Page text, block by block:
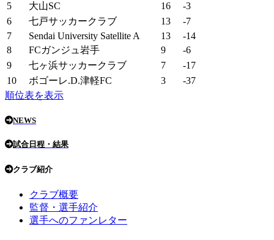
5
大山SC 16
-3
6
七戸サッカークラブ 13
-7
7
Sendai University Satellite A 13
-14
8
FCガンジュ岩手 9
-6
9
七ヶ浜サッカークラブ 7
-17
10
ボゴーレ.D.津軽FC 3
-37
順位表を表示
NEWS
試合日程・結果
クラブ紹介
クラブ概要
監督・選手紹介
選手へのファンレター